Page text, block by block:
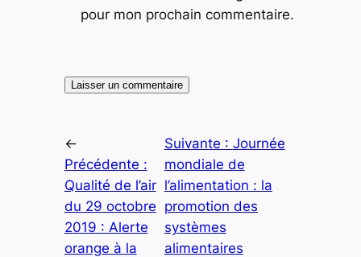
pour mon prochain commentaire.
←
Précédente :
Qualité de l’air
du 29 octobre
2019 : Alerte
orange à la
Suivante : Journée
mondiale de
l’alimentation : la
promotion des
systèmes
alimentaires